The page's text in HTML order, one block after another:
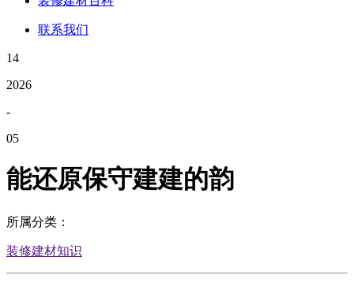
联系我们
14
2026
-
05
能还原保守建建的韵
所属分类：
装修建材知识